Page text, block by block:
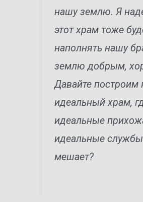
нашу землю. Я
этот храм тоже
наполнять нашу
землю добрым,
Давайте построим
идеальный храм,
идеальные
идеальные
мешает?